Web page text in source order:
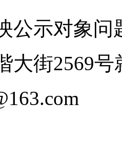
公示对象问
大街2569号